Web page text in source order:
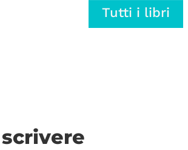
Tutti i libri